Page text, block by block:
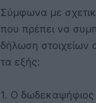
Σύμφωνα με
που πρέπει να
δήλωση στοιχείων
τα εξής:
1. Ο δωδεκαψήφιος